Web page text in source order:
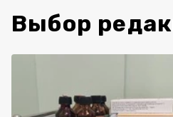
Выбор